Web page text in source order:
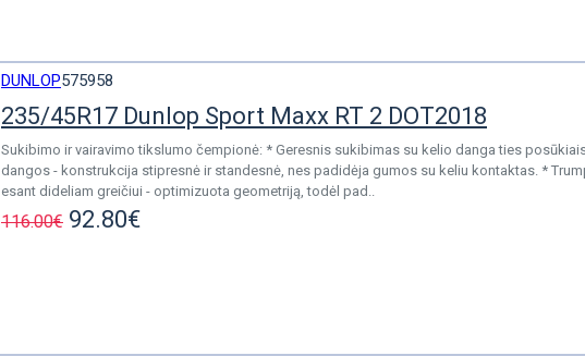
DUNLOP575958
235/45R17 Dunlop Sport Maxx RT 2 DOT2018
Sukibimo ir vairavimo tikslumo čempionė: * Geresnis sukibimas su kelio danga ties
dangos - konstrukcija stipresnė ir standesnė, nes padidėja gumos su keliu kontaktas. *
esant dideliam greičiui - optimizuota geometriją, todėl pad..
116.00€ 92.80€